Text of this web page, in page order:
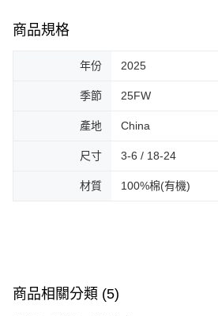
商品規格
年份 2025
季節 25FW
產地 China
尺寸 3-6 / 18-24
材質 100%棉(有機)
商品相關分類 (5)